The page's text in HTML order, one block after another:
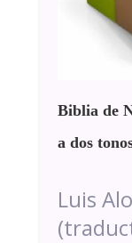
Biblia de
a dos
Luis